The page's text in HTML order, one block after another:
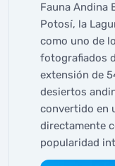
Fauna Andina
Potosí, la
como uno de
fotografiados
extensión de
desiertos
convertido en
directamente
popularidad